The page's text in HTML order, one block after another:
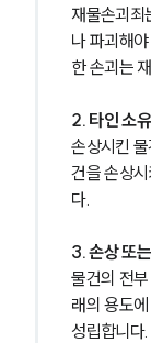
재물손괴죄
나 파괴해
한 손괴는
2. 타인 소
손상시킨
건을 손상
다.
3. 손상 또
물건의 전
래의 용도
성립합니다.